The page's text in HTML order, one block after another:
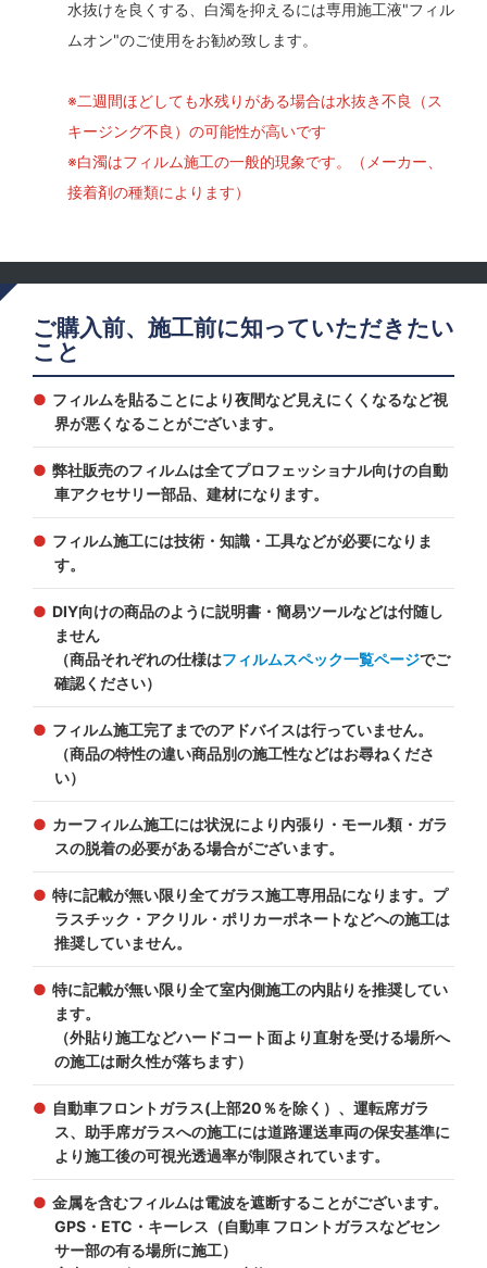
水抜けを良くする、白濁を抑えるには専用施工液"フィル
ムオン"のご使用をお勧め致します。
※二週間ほどしても水残りがある場合は水抜き不良（ス
キージング不良）の可能性が高いです
※白濁はフィルム施工の一般的現象です。（メーカー、
接着剤の種類によります）
ご購入前、施工前に知っていただきたい
こと
フィルムを貼ることにより夜間など見えにくくなるなど視
界が悪くなることがございます。
弊社販売のフィルムは全てプロフェッショナル向けの自動
車アクセサリー部品、建材になります。
フィルム施工には技術・知識・工具などが必要になりま
す。
DIY向けの商品のように説明書・簡易ツールなどは付随し
ません
（商品それぞれの仕様はフィルムスペック一覧ページでご
確認ください）
フィルム施工完了までのアドバイスは行っていません。
（商品の特性の違い商品別の施工性などはお尋ねくださ
い）
カーフィルム施工には状況により内張り・モール類・ガラ
スの脱着の必要がある場合がございます。
特に記載が無い限り全てガラス施工専用品になります。プ
ラスチック・アクリル・ポリカーポネートなどへの施工は
推奨していません。
特に記載が無い限り全て室内側施工の内貼りを推奨してい
ます。
（外貼り施工などハードコート面より直射を受ける場所へ
の施工は耐久性が落ちます）
自動車フロントガラス(上部20％を除く）、運転席ガラ
ス、助手席ガラスへの施工には道路運送車両の保安基準に
より施工後の可視光透過率が制限されています。
金属を含むフィルムは電波を遮断することがございます。
GPS・ETC・キーレス（自動車 フロントガラスなどセン
サー部の有る場所に施工）